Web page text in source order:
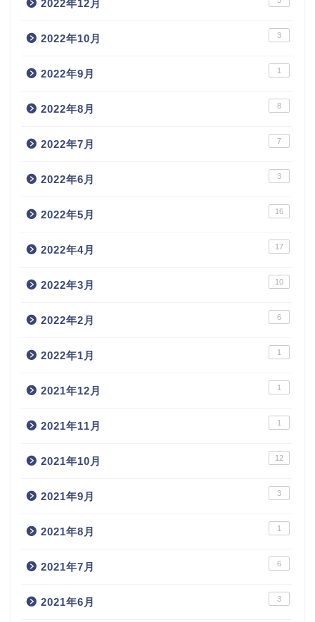
2022年12月
2022年10月 3
2022年9月 1
2022年8月 8
2022年7月 7
2022年6月 3
2022年5月 16
2022年4月 17
2022年3月 10
2022年2月 6
2022年1月 1
2021年12月 1
2021年11月 1
2021年10月 12
2021年9月 3
2021年8月 1
2021年7月 6
2021年6月 3